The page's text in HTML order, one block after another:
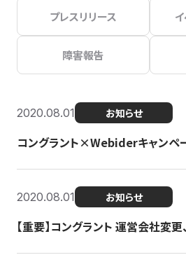
プレスリリース
障害報告
2020.08.01 お知らせ
コングラント×Webiderキャンペ
2020.08.01 お知らせ
【重要】コングラント 運営会社変